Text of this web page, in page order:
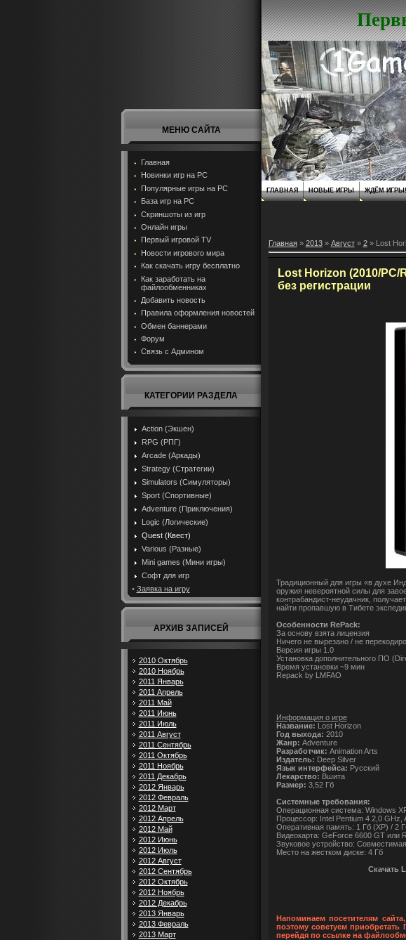
МЕНЮ САЙТА
Главная
Новинки игр на PC
Популярные игры на PC
База игр на РС
Скриншоты из игр
Онлайн игры
Первый игровой TV
Новости игрового мира
Как скачать игру бесплатно
Как заработать на
файлообменниках
Добавить новость
Правила оформления новостей
Обмен баннерами
Форум
Связь с Админом
КАТЕГОРИИ РАЗДЕЛА
Action (Экшен)
RPG (РПГ)
Arcade (Аркады)
Strategy (Стратегии)
Simulators (Симуляторы)
Sport (Спортивные)
Adventure (Приключения)
Logic (Логические)
Quest (Квест)
Various (Разные)
Mini games (Мини игры)
Софт для игр
• Заявка на игру
АРХИВ ЗАПИСЕЙ
2010 Октябрь
2010 Ноябрь
2011 Январь
2011 Апрель
2011 Май
2011 Июнь
2011 Июль
2011 Август
2011 Сентябрь
2011 Октябрь
2011 Ноябрь
2011 Декабрь
2012 Январь
2012 Февраль
2012 Март
2012 Апрель
2012 Май
2012 Июнь
2012 Июль
2012 Август
2012 Сентябрь
2012 Октябрь
2012 Ноябрь
2012 Декабрь
2013 Январь
2013 Февраль
2013 Март
ГЛАВНАЯ НОВЫЕ ИГРЫ ЖДЁМ ИГРЫ!
Главная» 2013 » Август » 2» Lost
Lost Horizon (2010/PC/
без регистрации
Традиционный для игры «в духе
оружия невероятной силы для
контрабандист-неудачник,
найти пропавшую в Тибете
Особенности RePack:
За основу взята лицензия
Ничего не вырезано / не
Версия игры 1.0
Установка дополнительного ПО
Время установки ~9 мин
Repack by LMFAO
Информация о игре
Название: Lost Horizon
Год выхода: 2010
Жанр: Adventure
Разработчик: Animation Arts
Издатель: Deep Silver
Язык интерфейса: Русский
Лекарство: Вшита
Размер: 3,52 Гб
Системные требования:
Операционная система: Windows
Процессор: Intel Pentium 4 2,0 GHz,
Оперативная память: 1 Гб (XP) / 2
Видеокарта: GeForce 6600 GT или
Звуковое устройство:
Место на жестком диске: 4 Гб
Скачать
Напоминаем посетителям
поэтому советуем
перейдя по ссылке на